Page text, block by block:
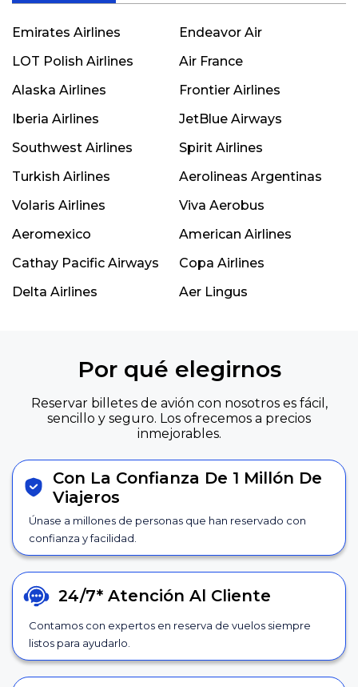
Emirates Airlines
Endeavor Air
LOT Polish Airlines
Air France
Alaska Airlines
Frontier Airlines
Iberia Airlines
JetBlue Airways
Southwest Airlines
Spirit Airlines
Turkish Airlines
Aerolineas Argentinas
Volaris Airlines
Viva Aerobus
Aeromexico
American Airlines
Cathay Pacific Airways
Copa Airlines
Delta Airlines
Aer Lingus
Por qué elegirnos
Reservar billetes de avión con nosotros es fácil,
sencillo y seguro. Los ofrecemos a precios
inmejorables.
Con La Confianza De 1 Millón De
Viajeros
Únase a millones de personas que han reservado con
confianza y facilidad.
24/7* Atención Al Cliente
Contamos con expertos en reserva de vuelos siempre
listos para ayudarlo.